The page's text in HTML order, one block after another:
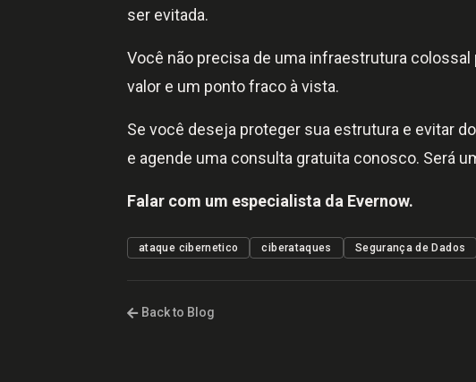
ser evitada.
Você não precisa de uma infraestrutura colossal
valor e um ponto fraco à vista.
Se você deseja proteger sua estrutura e evitar
e agende uma consulta gratuita conosco. Será
Falar com um especialista da Evernow.
ataque cibernetico ciberataques Segurança de Dados
Back to Blog